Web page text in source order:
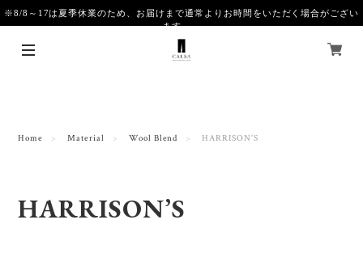
※8/8～17は夏季休業のため、お届けまで通常よりお時間をいただく場合がござい
ます。
Home Material Wool Blend HARRISON’S
HARRISON’S